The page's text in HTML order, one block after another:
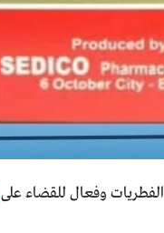
وفعال للقضاء على